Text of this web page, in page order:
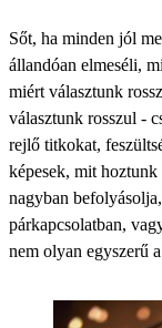
Sőt, ha minden jól
állandóan elmeséli,
miért választunk
választunk rosszul -
rejlő titkokat,
képesek, mit
nagyban
párkapcsolatban,
nem olyan egyszerű